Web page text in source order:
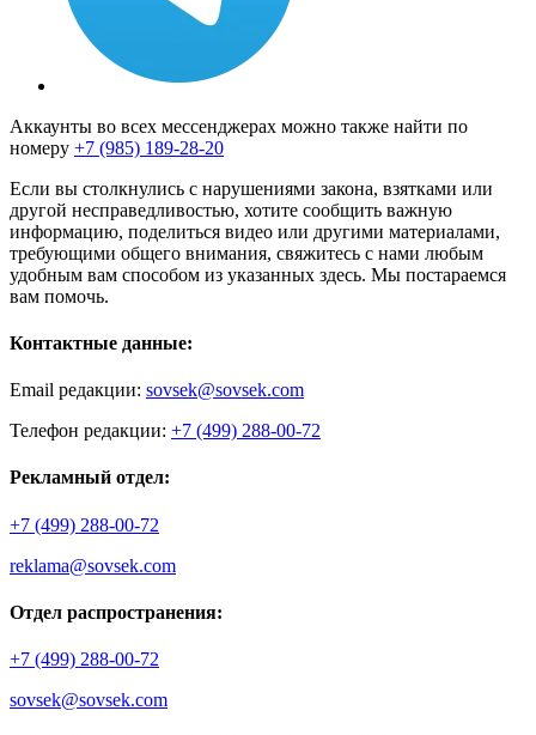
Аккаунты во всех мессенджерах можно также найти по
номеру +7 (985) 189-28-20
Если вы столкнулись с нарушениями закона, взятками или
другой несправедливостью, хотите сообщить важную
информацию, поделиться видео или другими материалами,
требующими общего внимания, свяжитесь с нами любым
удобным вам способом из указанных здесь. Мы постараемся
вам помочь.
Контактные данные:
Email редакции: sovsek@sovsek.com
Телефон редакции: +7 (499) 288-00-72
Рекламный отдел:
+7 (499) 288-00-72
reklama@sovsek.com
Отдел распространения:
+7 (499) 288-00-72
sovsek@sovsek.com